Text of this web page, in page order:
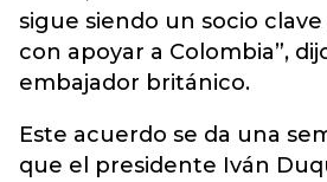
sigue siendo un socio
con apoyar a Colombia”,
embajador británico.
Este acuerdo se da una
que el presidente Iván